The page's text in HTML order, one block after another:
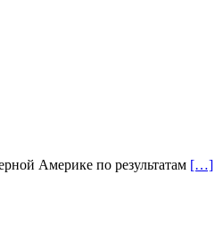
Америке по результатам […]